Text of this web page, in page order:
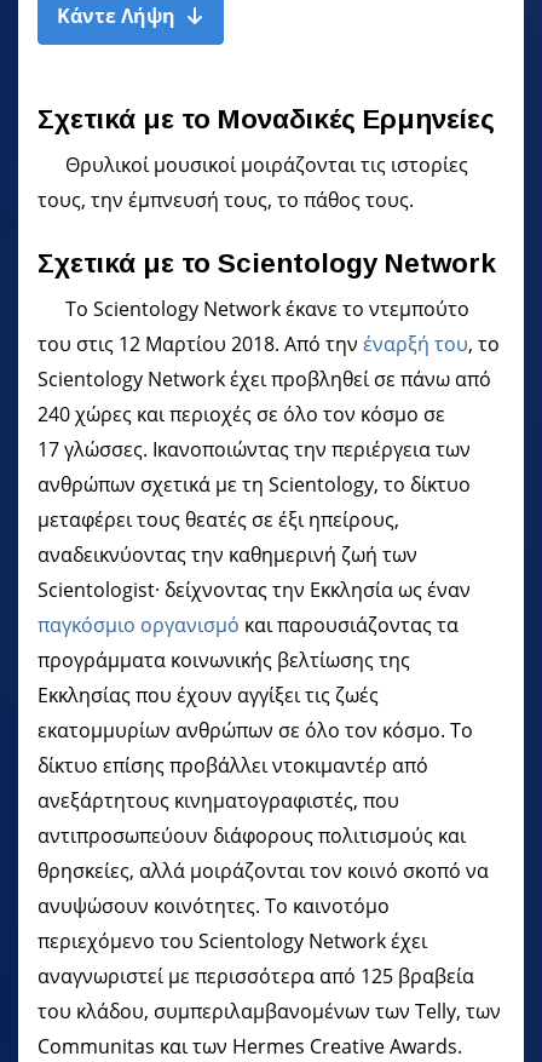
Κάντε Λήψη
Σχετικά με το Μοναδικές Ερμηνείες
Θρυλικοί μουσικοί μοιράζονται τις ιστορίες
τους, την έμπνευσή τους, το πάθος τους.
Σχετικά με το Scientology Network
Το Scientology Network έκανε το ντεμπούτο
του στις 12 Μαρτίου 2018. Από την έναρξή του, το
Scientology Network έχει προβληθεί σε πάνω από
240 χώρες και περιοχές σε όλο τον κόσμο σε
17 γλώσσες. Ικανοποιώντας την περιέργεια των
ανθρώπων σχετικά με τη Scientology, το δίκτυο
μεταφέρει τους θεατές σε έξι ηπείρους,
αναδεικνύοντας την καθημερινή ζωή των
Scientologist· δείχνοντας την Εκκλησία ως έναν
παγκόσμιο οργανισμό και παρουσιάζοντας τα
προγράμματα κοινωνικής βελτίωσης της
Εκκλησίας που έχουν αγγίξει τις ζωές
εκατομμυρίων ανθρώπων σε όλο τον κόσμο. Το
δίκτυο επίσης προβάλλει ντοκιμαντέρ από
ανεξάρτητους κινηματογραφιστές, που
αντιπροσωπεύουν διάφορους πολιτισμούς και
θρησκείες, αλλά μοιράζονται τον κοινό σκοπό να
ανυψώσουν κοινότητες. Το καινοτόμο
περιεχόμενο του Scientology Network έχει
αναγνωριστεί με περισσότερα από 125 βραβεία
του κλάδου, συμπεριλαμβανομένων των Telly, των
Communitas και των Hermes Creative Awards.